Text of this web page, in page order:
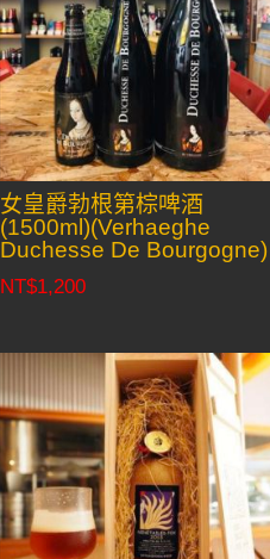
女皇爵勃根第棕啤酒
(1500ml)(Verhaeghe
Duchesse De Bourgogne)
NT$1,200